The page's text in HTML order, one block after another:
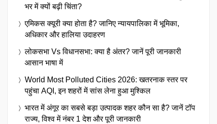
भर में क्यों बढ़ी चिंता?
एमिकस क्यूरी क्या होता है? जानिए न्यायपालिका में भूमिका,
अधिकार और हालिया उदाहरण
लोकसभा Vs विधानसभा: क्या है अंतर? जानें पूरी जानकारी
आसान भाषा में
World Most Polluted Cities 2026: खतरनाक स्तर पर
पहुंचा AQI, इन शहरों में सांस लेना हुआ मुश्किल
भारत में अंगूर का सबसे बड़ा उत्पादक शहर कौन सा है? जानें टॉप
राज्य, विश्व में नंबर 1 देश और पूरी जानकारी